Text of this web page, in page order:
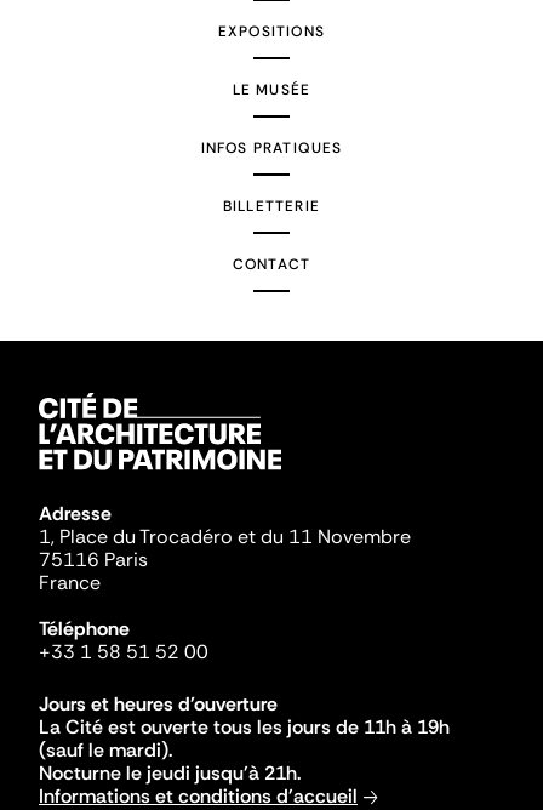
EXPOSITIONS
LE MUSÉE
INFOS PRATIQUES
BILLETTERIE
CONTACT
Adresse
1, Place du Trocadéro et du 11 Novembre
75116 Paris
France
Téléphone
+33 1 58 51 52 00
Jours et heures d'ouverture
La Cité est ouverte tous les jours de 11h à 19h
(sauf le mardi).
Nocturne le jeudi jusqu'à 21h.
Informations et conditions d'accueil